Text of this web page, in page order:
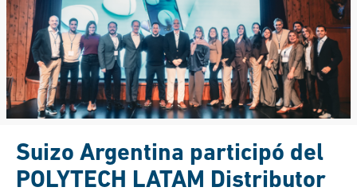
Suizo Argentina participó del
POLYTECH LATAM Distributor